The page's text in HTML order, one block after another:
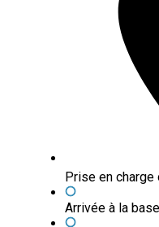
Prise en
Arrivée à la